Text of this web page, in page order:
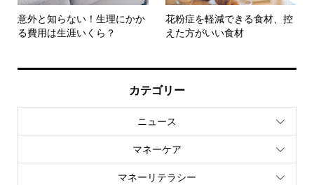
意外と知らない！生理にかか
る費用は生涯いくら？
花粉症を軽減できる食材、控
えた方がいい食材
カテゴリー
ニュース
マネーケア
マネーリテラシー